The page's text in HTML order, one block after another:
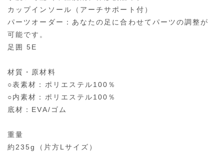
カップインソール（アーチサポート付）
パーツオーダー：あなたの足に合わせてパーツの調整が
可能です。
足囲 5E
材質・原材料
○表素材：ポリエステル100％
○内素材：ポリエステル100％
底材：EVA/ゴム
重量
約235g（片方Lサイズ）